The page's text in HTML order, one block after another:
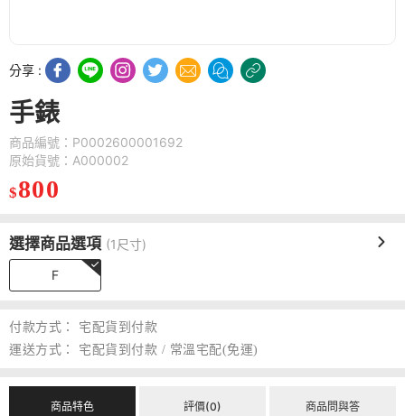
分享 :
手錶
商品編號：P0002600001692
原始貨號：A000002
$800
選擇商品選項 (1尺寸)
F
付款方式：
宅配貨到付款
運送方式：
宅配貨到付款 / 常溫宅配(免運)
商品特色 評價(0) 商品問與答